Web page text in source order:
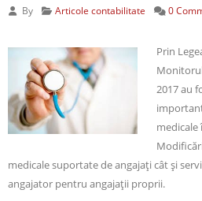
By Articole contabilitate 0
Prin
2017 au
medicale
medicale suportate de angajaţi cât şi
angajator pentru angajaţii proprii.